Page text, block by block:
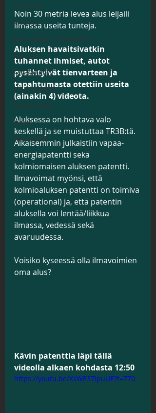
Todisteet
Historia
Salaisuudet ja Mysteerit
Avaruus
Kanavoinnit
SGL tiedottaa
Tapahtumat
Kuvat
Meditaatio
Noin 30 metriä leveä alus leijaili
ilmassa useita tunteja.
Aluksen havaitsivatkin
tuhannet ihmiset, autot
pysähtyivät tienvarteen ja
tapahtumasta otettiin useita
(ainakin 4) videota.
Aluksessa on hohtava valo
keskellä ja se muistuttaa TR3B:tä.
Aikaisemmin julkaistiin vapaa-
energiapatentti sekä
kolmiomaisen aluksen patentti.
Ilmavoimat myönsi, että
kolmioaluksen patentti on toimiva
(operational) ja, että patentin
aluksella voi lentää/liikkua
ilmassa, vedessä sekä
avaruudessa.
Voisiko kyseessä olla ilmavoimien
oma alus?
Kävin patenttia läpi tällä
videolla alkaen kohdasta 12:50
https://youtu.be/XsWE37lpuUE?t=770